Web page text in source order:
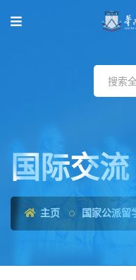
国际交流
主页 国家公派留